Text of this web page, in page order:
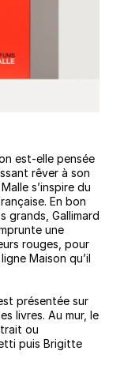
est-elle pensée
rêver à son
s’inspire du
En bon
grands, Gallimard
une
rouges, pour
Maison qu’il
présentée sur
livres. Au mur, le
ou
puis Brigitte